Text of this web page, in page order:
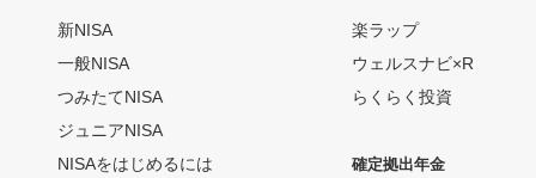
新NISA
一般NISA
つみたてNISA
ジュニアNISA
NISAをはじめるには
楽ラップ
ウェルスナビ×R
らくらく投資
確定拠出年金